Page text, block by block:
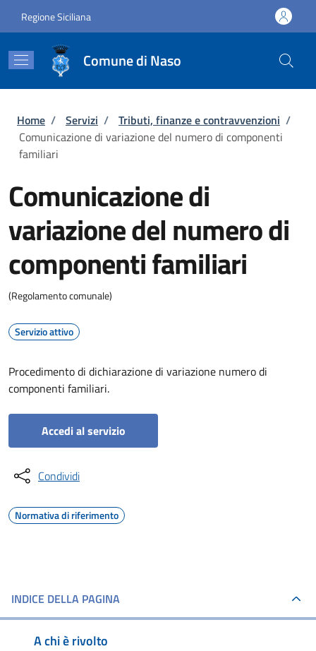
Regione Siciliana
Comune di Naso
Briciole di pane
Home / Servizi / Tributi, finanze e contravvenzioni /
Comunicazione di variazione del numero di componenti
familiari
Comunicazione di
variazione del numero di
componenti familiari
(Regolamento comunale)
Servizio attivo
Procedimento di dichiarazione di variazione numero di
componenti familiari.
Accedi al servizio
Condividi
Normativa di riferimento
INDICE DELLA PAGINA
A chi è rivolto